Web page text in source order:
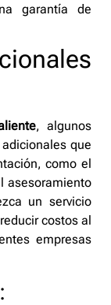
garantía de
, algunos
que
como el
asesoramiento
un servicio
costos al
empresas